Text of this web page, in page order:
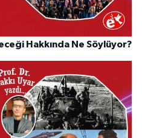
Hakkında Ne Söylüyor?